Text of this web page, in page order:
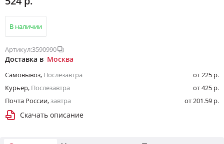
В наличии
Артикул:3590990
Доставка в Москва
Самовывоз, Послезавтра
от 225 р.
Курьер, Послезавтра
от 425 р.
Почта России,завтра от 201.59 р.
Скачать описание